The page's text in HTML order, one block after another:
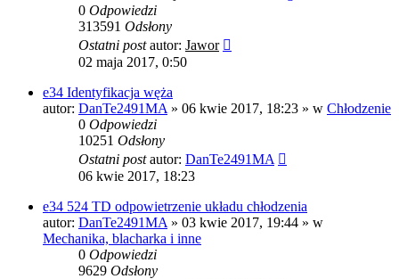
0 Odpowiedzi
313591 Odsłony
Ostatni postautor: Jawor
02 maja 2017, 0:50
e34 Identyfikacja węża
autor: DanTe2491MA » 06 kwie 2017, 18:23 » w Chłodzenie
0 Odpowiedzi
10251 Odsłony
Ostatni postautor: DanTe2491MA
06 kwie 2017, 18:23
e34 524 TD odpowietrzenie układu chłodzenia
autor: DanTe2491MA » 03 kwie 2017, 19:44 » w
Mechanika, blacharka i inne
0 Odpowiedzi
9629 Odsłony